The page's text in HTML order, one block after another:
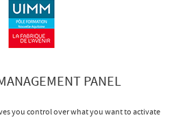
PANEL
you control over what you want to activate
et stratégique de la norme
précise de chacun de ses
normatives dans votre